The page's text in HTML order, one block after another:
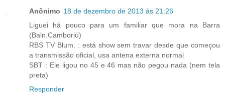
Anônimo 18 de dezembro de 2013 às 21:26
Liguei há pouco para um familiar que mora na Barra
(Baln.Camboriú)
RBS TV Blum. : está show sem travar desde que começou
a transmissão oficial, usa antena externa normal
SBT : Ele ligou no 45 e 46 mas não pegou nada (nem tela
preta)
Responder